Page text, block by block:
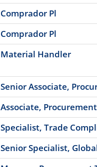
Comprador Pl
Comprador Pl
Material Handler
Senior Associate,
Associate, Procurement
Specialist, Trade
Senior Specialist,